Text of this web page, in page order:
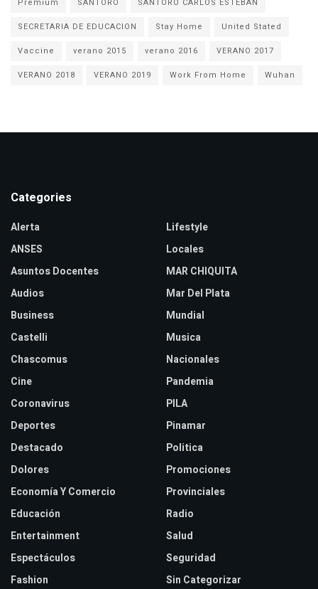
Premium
SANTORO
SANTORO CARLOS ESTEBAN
SECRETARIA DE EDUCACION
Stay Home
United Stated
Vaccine
verano 2015 verano 2016
VERANO 2017
VERANO 2018
VERANO 2019 Work From Home Wuhan
Categories
Alerta
ANSES
Asuntos Docentes
Audios
Business
Castelli
Chascomus
Cine
Coronavirus
Deportes
Destacado
Dolores
Economía Y Comercio
Educación
Entertainment
Espectáculos
Fashion
Lifestyle
Locales
MAR CHIQUITA
Mar Del Plata
Mundial
Musica
Nacionales
Pandemia
PILA
Pinamar
Politica
Promociones
Provinciales
Radio
Salud
Seguridad
Sin Categorizar